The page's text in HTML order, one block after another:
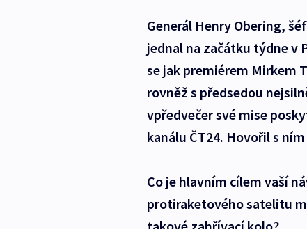
Generál Henry Obering,
jednal na začátku týdne v
se jak premiérem Mirkem
rovněž s předsedou
vpředvečer své mise
kanálu ČT24. Hovořil s
Co je hlavním cílem vaší
protiraketového satelitu